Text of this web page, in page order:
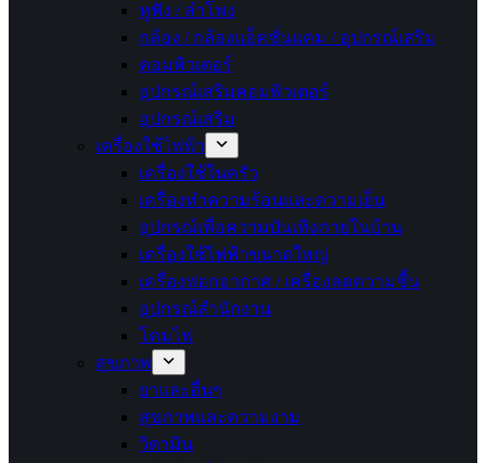
หูฟัง / ลำโพง
กล้อง / กล้องแอ็คชั่นแคม / อุปกรณ์เสริม
คอมพิวเตอร์
อุปกรณ์เสริมคอมพิวเตอร์
อุปกรณ์เสริม
เครื่องใช้ไฟฟ้า
เครื่องใช้ในครัว
เครื่องทำความร้อนและความเย็น
อุปกรณ์เพื่อความบันเทิงภายในบ้าน
เครื่องใช้ไฟฟ้าขนาดใหญ่
เครื่องฟอกอากาศ / เครื่องลดความชื้น
อุปกรณ์สำนักงาน
โคมไฟ
สุขภาพ
ยาและอื่นๆ
สุขภาพและความงาม
วิตามิน